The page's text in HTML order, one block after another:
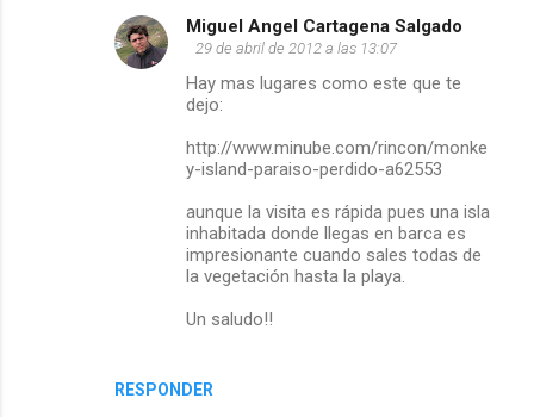
RESPONDER
Miguel Angel Cartagena Salgado
29 de abril de 2012 a las 13:07
Hay mas lugares como este que te
dejo:
http://www.minube.com/rincon/monke
y-island-paraiso-perdido-a62553
aunque la visita es rápida pues una isla
inhabitada donde llegas en barca es
impresionante cuando sales todas de
la vegetación hasta la playa.
Un saludo!!